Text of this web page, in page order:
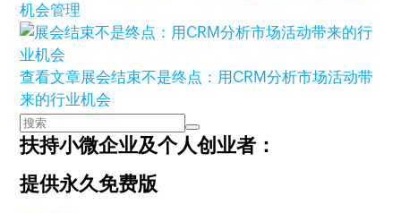
机会管理
查看文章展会结束不是终点：用CRM分析市场活动带
来的行业机会
扶持小微企业及个人创业者：
提供永久免费版